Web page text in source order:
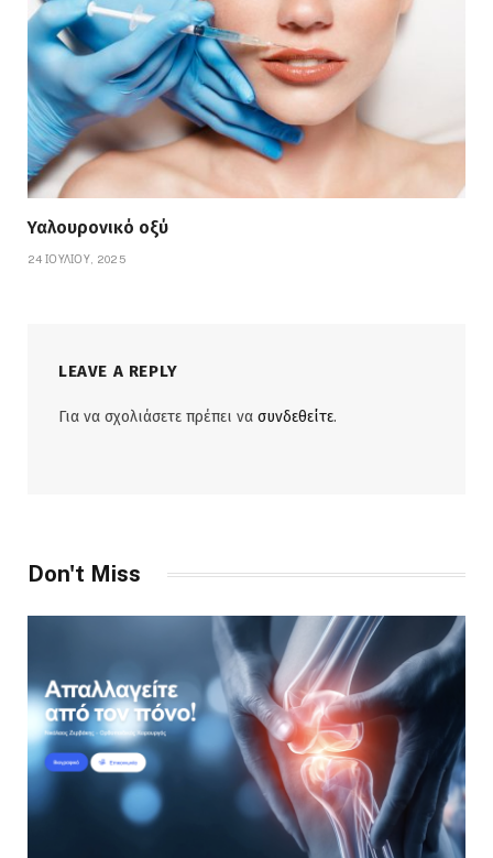
Υαλουρονικό οξύ
24 ΙΟΥΛΊΟΥ, 2025
LEAVE A REPLY
Για να σχολιάσετε πρέπει να συνδεθείτε.
Don't Miss